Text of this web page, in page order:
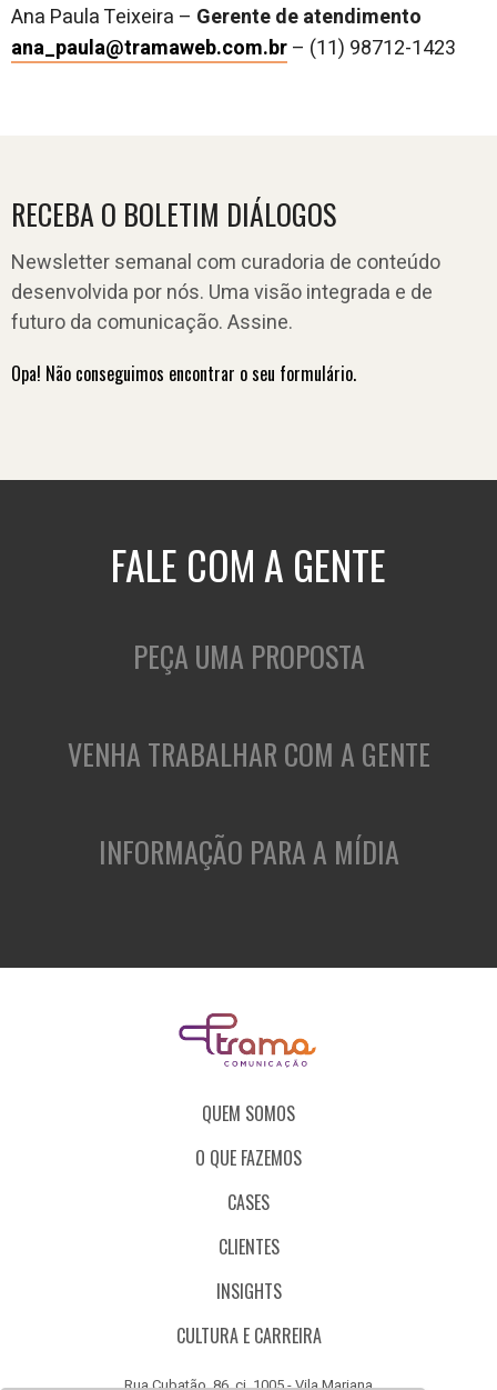
Ana Paula Teixeira – Gerente de atendimento
ana_paula@tramaweb.com.br– (11) 98712-1423
RECEBA O BOLETIM DIÁLOGOS
Newsletter semanal com curadoria de conteúdo
desenvolvida por nós. Uma visão integrada e de
futuro da comunicação. Assine.
Opa! Não conseguimos encontrar o seu formulário.
FALE COM A GENTE
PEÇA UMA PROPOSTA
VENHA TRABALHAR COM A GENTE
INFORMAÇÃO PARA A MÍDIA
QUEM SOMOS
O QUE FAZEMOS
CASES
CLIENTES
INSIGHTS
CULTURA E CARREIRA
Rua Cubatão, 86, cj. 1005 - Vila Mariana